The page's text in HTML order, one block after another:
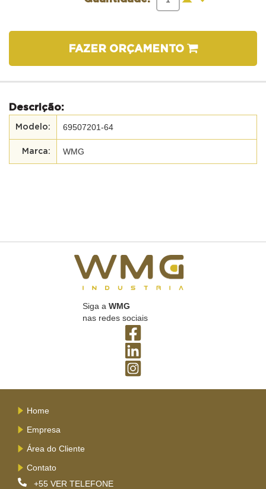
FAZER ORÇAMENTO
Descrição:
69507201-64
WMG
Siga a WMG
nas redes sociais
Home
Empresa
Área do Cliente
Contato
+55 VER TELEFONE